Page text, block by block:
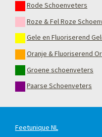
Rode Schoenveters
Roze & Fel Roze
Gele en Fluoriserend
Oranje & Fluoriserend
Groene schoenveters
Paarse Schoenveters
Feetunique NL